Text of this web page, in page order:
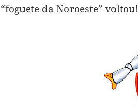
“foguete da Noroeste” voltou!